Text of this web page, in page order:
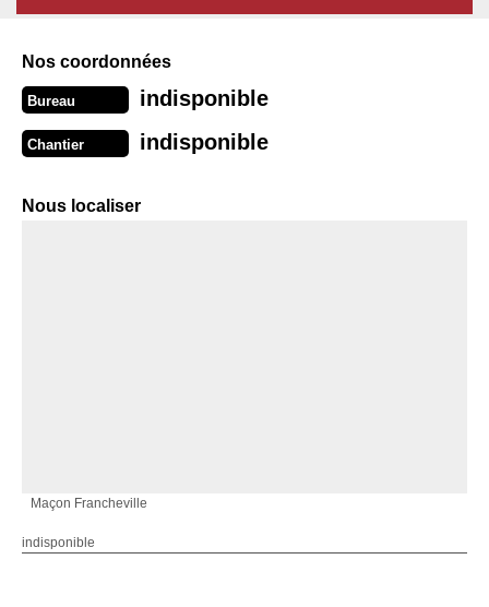
Nos coordonnées
Bureau indisponible
Chantier indisponible
Nous localiser
Maçon Francheville
indisponible